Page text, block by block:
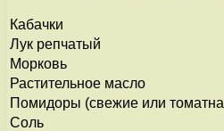
Кабачки
Лук репчатый
Морковь
Растительное масло
Помидоры (свежие или
Соль